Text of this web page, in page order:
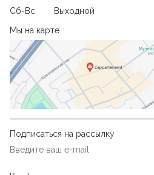
Сб-Вс
Выходной
Мы на карте
Подписаться на рассылку